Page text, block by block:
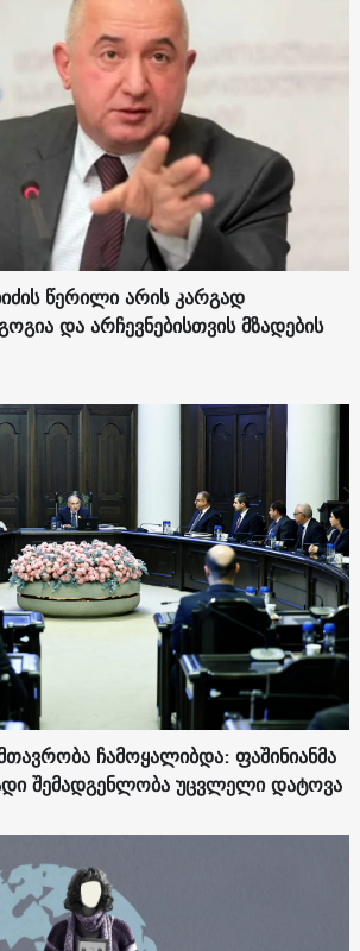
წერილი არის კარგად
და არჩევნებისთვის მზადების
ჩამოყალიბდა: ფაშინიანმა
შემადგენლობა უცვლელი დატოვა